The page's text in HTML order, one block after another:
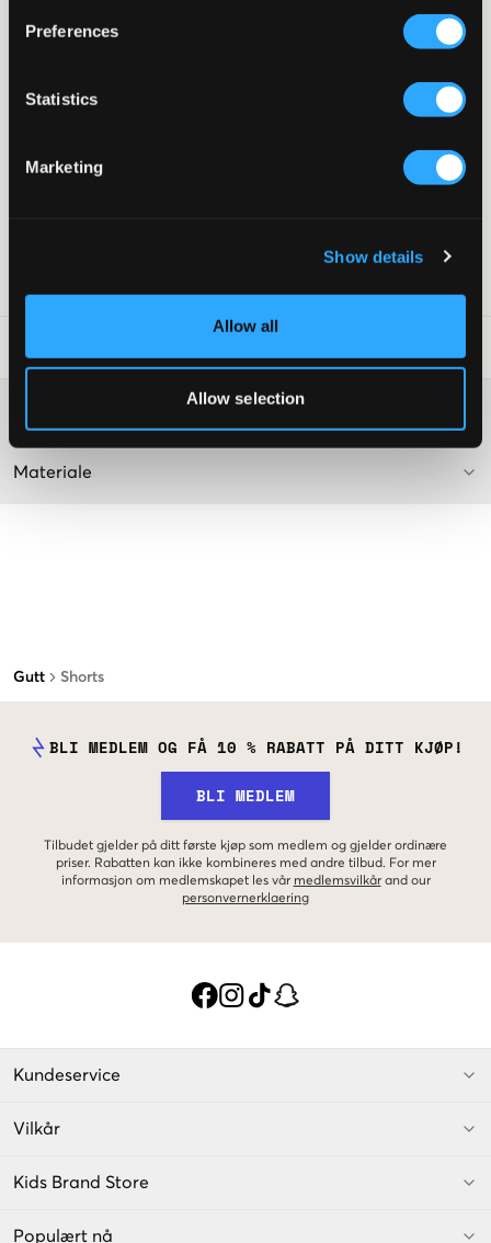
Preferences
Statistics
Marketing
Show details
Allow all
Allow selection
Gutt Shorts
midjen er det strikk og snøring. Merkets logo er brodert ton-i-ton
og er plassert på benet. Disse shortsene er perfekte for
Sidelommer
Materiale
BLI MEDLEM OG FÅ 10 % RABATT PÅ DITT KJØP!
BLI MEDLEM
Tilbudet gjelder på ditt første kjøp som medlem og gjelder ordinære
priser. Rabatten kan ikke kombineres med andre tilbud. For mer
informasjon om medlemskapet les vår medlemsvilkår and our
personvernerklaering
Kundeservice
Vilkår
Kids Brand Store
Populært nå